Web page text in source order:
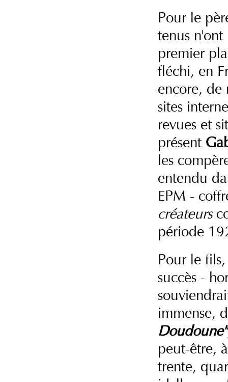
Pour le
tenus n'ont
premier
fléchi, en
encore, de
sites
revues et
présent
les
entendu
EPM -
créateurs
période
Pour le
succès -
immense,
Doudoune"
peut-être,
trente,